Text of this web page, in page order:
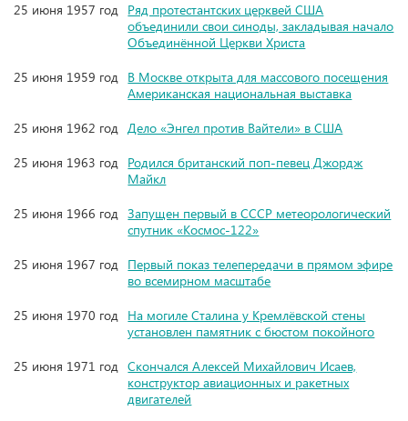
25 июня 1957 год Ряд протестантских церквей США
объединили свои синоды, закладывая начало
Объединённой Церкви Христа
25 июня 1959 год В Москве открыта для массового посещения
Американская национальная выставка
25 июня 1962 год Дело «Энгел против Вайтели» в США
25 июня 1963 год Родился британский поп-певец Джордж
Майкл
25 июня 1966 год Запущен первый в СССР метеорологический
спутник «Космос-122»
25 июня 1967 год Первый показ телепередачи в прямом эфире
во всемирном масштабе
25 июня 1970 год На могиле Сталина у Кремлёвской стены
установлен памятник с бюстом покойного
25 июня 1971 год Скончался Алексей Михайлович Исаев,
конструктор авиационных и ракетных
двигателей